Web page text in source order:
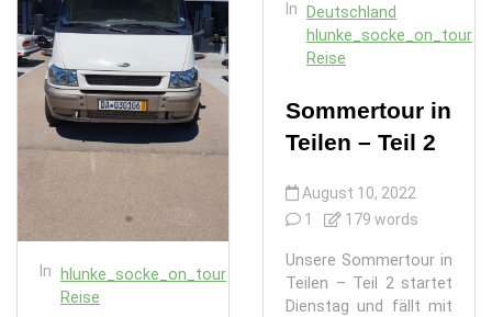
In
hlunke_socke_on_tour
Reise
In
Deutschland
hlunke_socke_on_tour
Reise
Sommertour in
Teilen – Teil 2
August 10, 2022
1
179 words
Unsere Sommertour in
Teilen – Teil 2 startet
Dienstag und fällt mit